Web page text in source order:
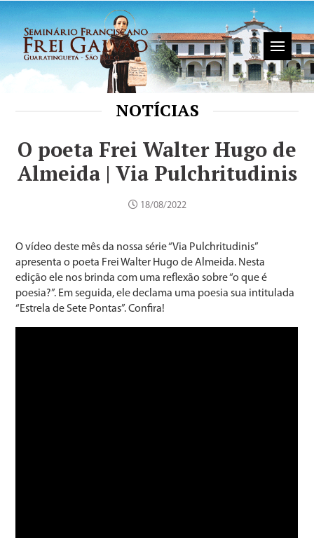
NOTÍCIAS
O poeta Frei Walter Hugo de
Almeida | Via Pulchritudinis
18/08/2022
O vídeo deste mês da nossa série “Via Pulchritudinis”
apresenta o poeta Frei Walter Hugo de Almeida. Nesta
edição ele nos brinda com uma reflexão sobre “o que é
poesia?”. Em seguida, ele declama uma poesia sua intitulada
“Estrela de Sete Pontas”. Confira!